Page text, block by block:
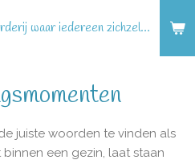
De zorgboerderij waar iedereen zichzelf kan zijn!
juiste woorden te vinden als
een gezin, laat staan